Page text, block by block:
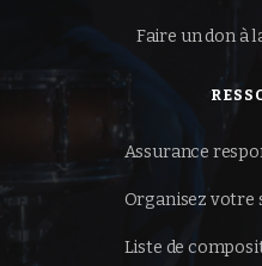
Faire un don à
Assurance
Organisez votre
Liste de